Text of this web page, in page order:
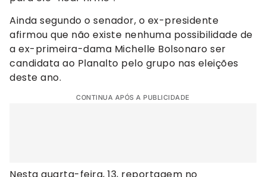
Ainda segundo o senador, o ex-presidente
afirmou que não existe nenhuma possibilidade de
a ex-primeira-dama Michelle Bolsonaro ser
candidata ao Planalto pelo grupo nas eleições
deste ano.
CONTINUA APÓS A PUBLICIDADE